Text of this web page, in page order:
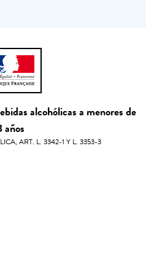
alcohólicas a menores de
años
ART. L. 3342-1 Y L. 3353-3